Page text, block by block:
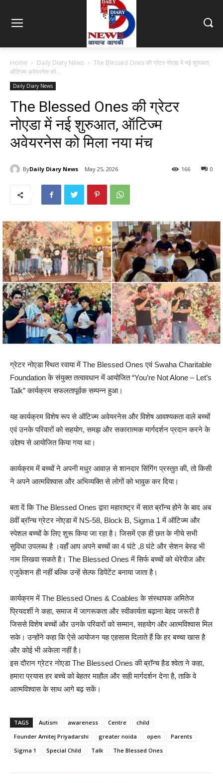
Home Daily Diary News
The Blessed Ones की ग्रेटर नोएडा में नई शुरुआत,
ऑटिज्म अवेयरनेस को...
Daily Diary News
The Blessed Ones की ग्रेटर
नोएडा में नई शुरुआत, ऑटिज्म
अवेयरनेस को मिला नया मंच
ByDaily Diary News May 25, 2026 0
166
ग्रेटर नोएडा स्थित रवाया में The Blessed Ones एवं Swaha Charitable
Foundation के संयुक्त तत्वावधान में आयोजित “You’re Not Alone – Let’s
Talk” कार्यक्रम सफलतापूर्वक सम्पन्न हुआ।
यह कार्यक्रम विशेष रूप से ऑटिज्म अवेयरनेस और विशेष आवश्यकता वाले बच्चों
एवं उनके परिवारों को सहयोग, समझ और सकारात्मक मार्गदर्शन प्रदान करने के
उद्देश्य से आयोजित किया गया था।
कार्यक्रम में बच्चों ने अपनी मधुर आवाज़ से शानदार सिंगिंग प्रस्तुत की, तो किसी
ने अपने आत्मविश्वास और अभिव्यक्ति से लोगों को भावुक कर दिया।
बता दें कि The Blessed Ones द्वारा महाराष्ट्र में सात ब्रॉन्च होने के बाद अब
8वीं ब्रॉन्च ग्रेटर नोएडा में NS-58, Block B, Sigma 1 में ऑटिज्म और
स्पेशल बच्चों के लिए शुरू किया जा रहा है। जिसमें एक ही छत के नीचे सभी
सुविधा उपलब्ध है ।वहाँ आप अपने बच्चों का 4 घंटे ,8 घंटे और सेशन बेस्ड भी
नाम लिखवा सकते है। The Blessed Ones में सिर्फ बच्चों को थेरेपीज और
एजुकेशन ही नहीं बल्कि उन्हें सेल्फ डिपेंटेंट बनाया जाता है।
कार्यक्रम में The Blessed Ones & Coables के संस्थापक अमितेज
प्रियदर्शी ने कहा, समाज में जागरूकता और स्वीकार्यता बढ़ाना बेहद जरूरी है
जिससे विशेष बच्चों और उनके परिवारों को सम्मान, सहयोग और आत्मविश्वास मिल
सके। उन्होंने कहा कि ऐसे आयोजन यह एहसास दिलाते हैं कि हर बच्चा खास है
और कोई भी अकेला नहीं है।
इस दौरान ग्रेटर नोएडा The Blessed Ones की ब्रॉन्च हैड श्वेता ने कहा,
हमारा प्रयास हर बच्चे को बेहतर माहौल और सही मार्गदर्शन देना है, ताकि वे
आत्मविश्वास के साथ आगे बढ़ सकें।
TAGS Autism awareness Centre
child
Founder Amitej Priyadarshi
greater noida open
Parents
Sigma 1
Special Child Talk The Blessed Ones